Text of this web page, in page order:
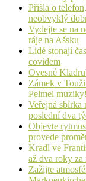
Přišla o
neobvyklý
Vydejte se na
ráje na Ašsku
Lidé stonají
covidem
Ovesné
Zámek v
Pelmel muziky!
Veřejná
poslední dva
Objevte
provede
Kradl ve
až dva roky za
Zažijte